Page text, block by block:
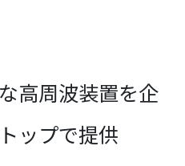
高周波装置を企
ップで提供